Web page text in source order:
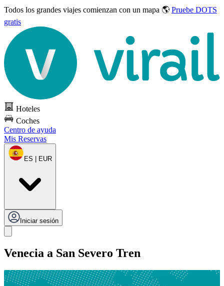
Todos los grandes viajes comienzan con un mapa 🌎 Pruebe DOTS
gratis
Hoteles
Coches
Centro de ayuda
Mis Reservas
ES | EUR
Iniciar sesión
Venecia a San Severo Tren